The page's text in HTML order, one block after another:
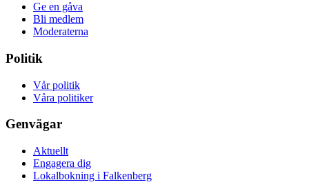
Ge en gåva
Bli medlem
Moderaterna
Politik
Vår politik
Våra politiker
Genvägar
Aktuellt
Engagera dig
Lokalbokning i Falkenberg